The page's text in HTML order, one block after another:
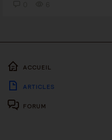
ACCUEIL
ARTICLES
FORUM